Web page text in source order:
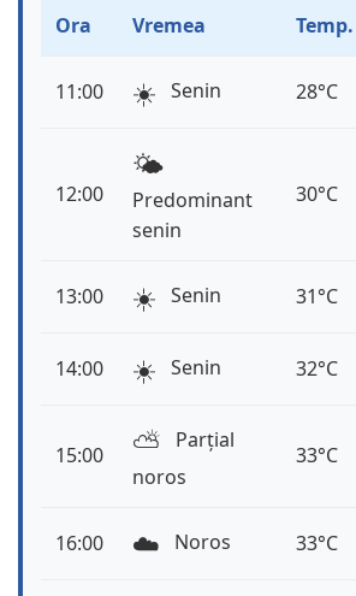
Ora Vremea Temp.
11:00 ☀️ Senin 28°C
12:00
🌤️
Predominant
senin
30°C
13:00 ☀️ Senin 31°C
14:00 ☀️ Senin 32°C
15:00 ⛅️
Parțial
noros
33°C
16:00 ☁️ Noros 33°C